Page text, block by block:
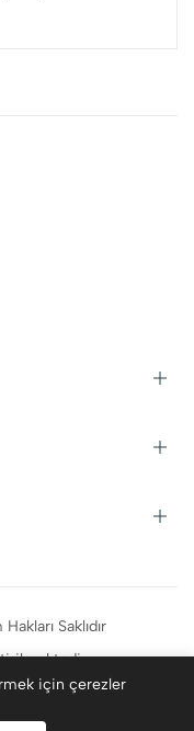
Saklıdır
için çerezler
0